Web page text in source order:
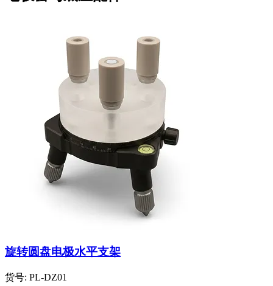
旋转圆盘电极水平支架
货号: PL-DZ01